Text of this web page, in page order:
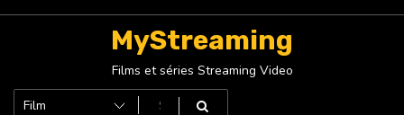
MyStreaming
Films et séries Streaming Video